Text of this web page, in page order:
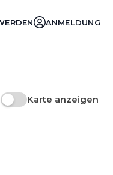
ANMELDUNG
Karte anzeigen